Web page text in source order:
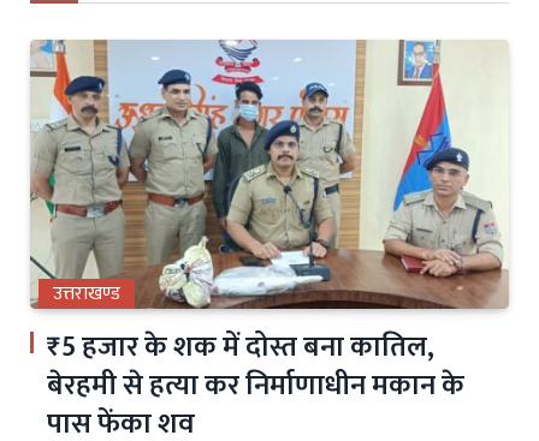
उत्तराखण्ड
₹5 हजार के शक में दोस्त बना कातिल,
बेरहमी से हत्या कर निर्माणाधीन मकान के
पास फेंका शव